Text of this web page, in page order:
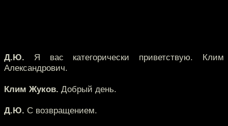
Д.Ю. Я вас категорически приветствую. Клим
Александрович.
Клим Жуков. Добрый день.
Д.Ю. С возвращением.